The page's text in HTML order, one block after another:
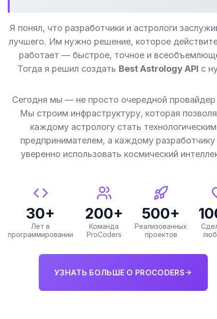
Я понял, что разработчики и астрологи
лучшего. Им нужно решение, которое
работает — быстрое, точное и
Тогда я решил создать Best Astrology API с
Сегодня мы — не просто очередной провайдер
Мы строим инфраструктуру, которая
каждому астрологу стать технологическим
предпринимателем, а каждому
уверенно использовать космический
30+
Лет в
программировании
200+
Команда
ProCoders
500+
Реализованных
проектов
УЗНАТЬ БОЛЬШЕ О PROCODERS